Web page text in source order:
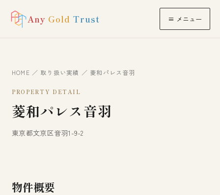
Any Gold Trust ≡ メニュー
HOME ／ 取り扱い実績 ／ 菱和パレス音羽
PROPERTY DETAIL
菱和パレス音羽
東京都文京区音羽1-9-2
物件概要